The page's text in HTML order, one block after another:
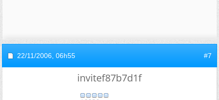
22/11/2006, 06h55 #7
invitef87b7d1f